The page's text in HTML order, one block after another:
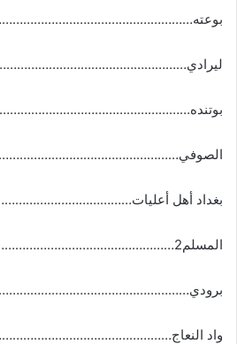
بوعته…………………………………………………… 15
ليرادي…………………………………………………. 15
بوتنده…………………………………………………… 15
الصوفي………………………………………………. 13
بغداد أهل أعليات………………………………….. 11
المسلم2………………………………………………………10 ملم
برودي…………………………………………………………
واد النعاج…………………………………………………..